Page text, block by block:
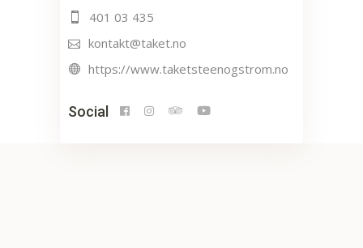
401 03 435
kontakt@taket.no
https://www.taketsteenogstrom.no
Social